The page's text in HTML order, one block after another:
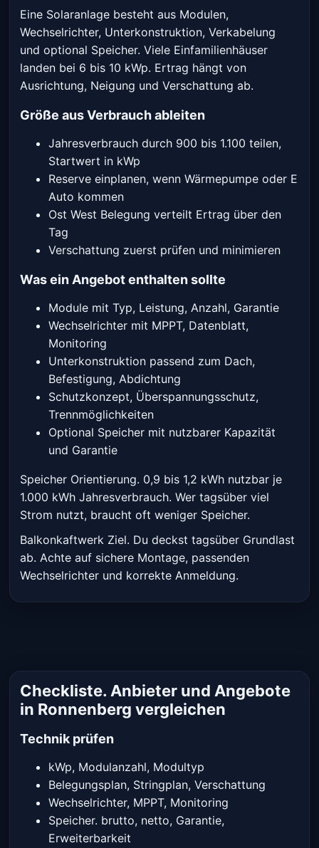
Eine Solaranlage besteht aus Modulen,
Wechselrichter, Unterkonstruktion, Verkabelung
und optional Speicher. Viele Einfamilienhäuser
landen bei 6 bis 10 kWp. Ertrag hängt von
Ausrichtung, Neigung und Verschattung ab.
Größe aus Verbrauch ableiten
Jahresverbrauch durch 900 bis 1.100 teilen,
Startwert in kWp
Reserve einplanen, wenn Wärmepumpe oder E
Auto kommen
Ost West Belegung verteilt Ertrag über den
Tag
Verschattung zuerst prüfen und minimieren
Was ein Angebot enthalten sollte
Module mit Typ, Leistung, Anzahl, Garantie
Wechselrichter mit MPPT, Datenblatt,
Monitoring
Unterkonstruktion passend zum Dach,
Befestigung, Abdichtung
Schutzkonzept, Überspannungsschutz,
Trennmöglichkeiten
Optional Speicher mit nutzbarer Kapazität
und Garantie
Speicher Orientierung. 0,9 bis 1,2 kWh nutzbar je
1.000 kWh Jahresverbrauch. Wer tagsüber viel
Strom nutzt, braucht oft weniger Speicher.
Balkonkaftwerk Ziel. Du deckst tagsüber Grundlast
ab. Achte auf sichere Montage, passenden
Wechselrichter und korrekte Anmeldung.
Checkliste. Anbieter und Angebote
in Ronnenberg vergleichen
Technik prüfen
kWp, Modulanzahl, Modultyp
Belegungsplan, Stringplan, Verschattung
Wechselrichter, MPPT, Monitoring
Speicher. brutto, netto, Garantie,
Erweiterbarkeit